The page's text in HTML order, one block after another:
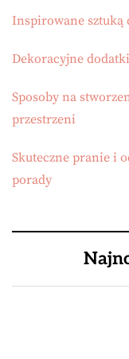
Inspirowane sztuką
Dekoracyjne
Sposoby na
przestrzeni
Skuteczne pranie i
porady